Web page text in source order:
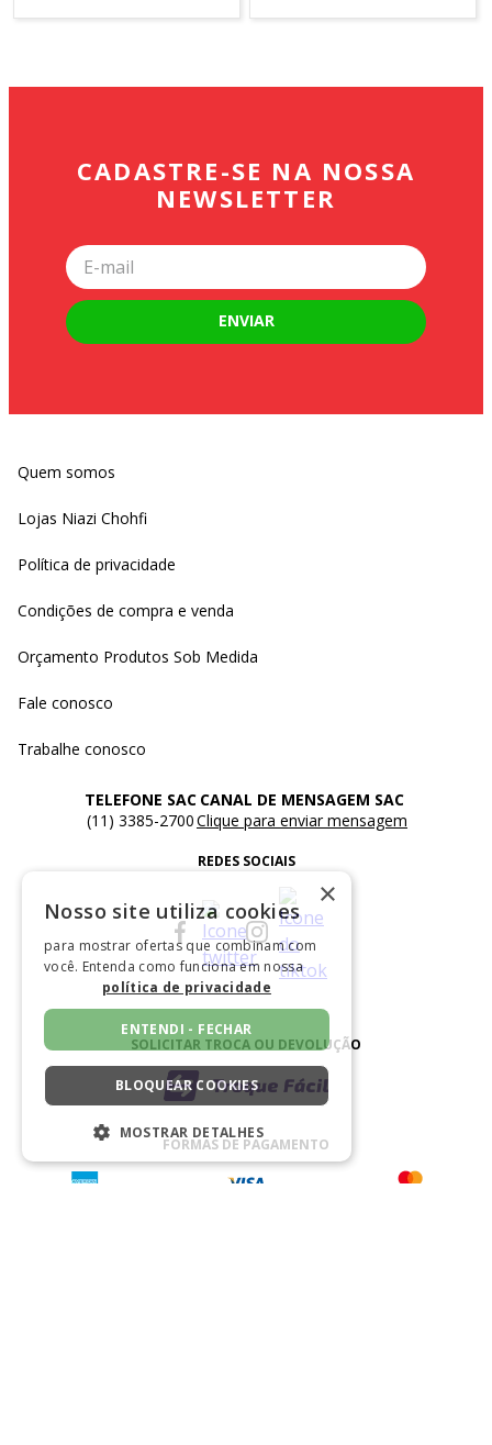
CADASTRE-SE NA NOSSA
NEWSLETTER
ENVIAR
Quem somos
Lojas Niazi Chohfi
Política de privacidade
Condições de compra e venda
Orçamento Produtos Sob Medida
Fale conosco
Trabalhe conosco
TELEFONE SAC
(11) 3385-2700
CANAL DE MENSAGEM SAC
Clique para enviar mensagem
REDES SOCIAIS
SOLICITAR TROCA OU DEVOLUÇÃO
FORMAS DE PAGAMENTO
×
Nosso site utiliza cookies
para mostrar ofertas que combinam com
você. Entenda como funciona em nossa
política de privacidade
ENTENDI - FECHAR
BLOQUEAR COOKIES
MOSTRAR DETALHES
ESTRITAMENTE NECESSÁRIOS